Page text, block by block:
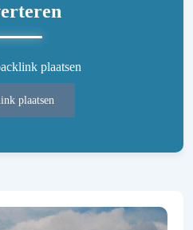
plaatsen
plaatsen